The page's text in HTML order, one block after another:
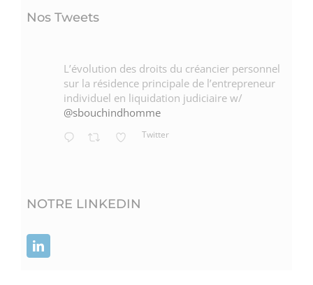
Nos Tweets
L’évolution des droits du créancier personnel
sur la résidence principale de l’entrepreneur
individuel en liquidation judiciaire w/
@sbouchindhomme
Twitter
NOTRE LINKEDIN